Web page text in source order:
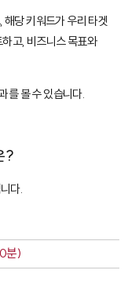
당 키워드가 우리 타겟
고, 비즈니스 목표와
볼 수 있습니다.
?
다.
분)